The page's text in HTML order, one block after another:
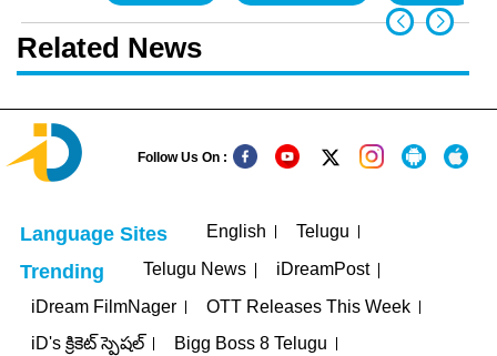
Related News
Follow Us On :
Language Sites English Telugu
Trending Telugu News
iDreamPost
iDream FilmNager
OTT Releases This Week
iD's క్రికెట్ స్పెషల్
Bigg Boss 8 Telugu